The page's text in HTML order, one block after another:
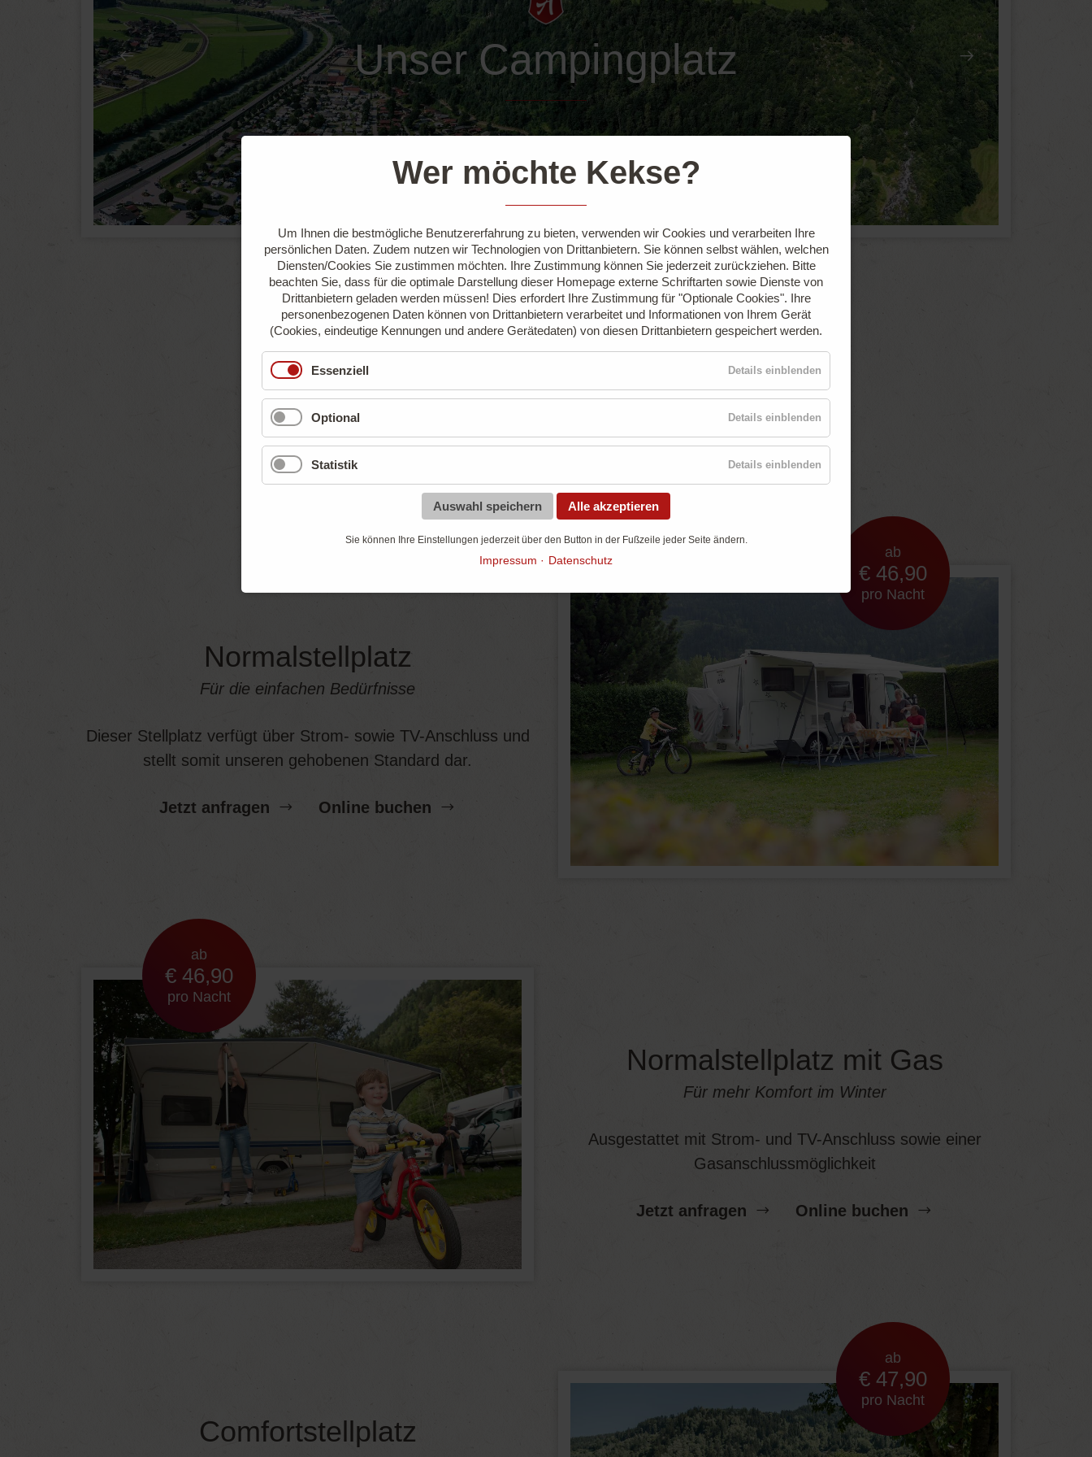
Unser Campingplatz
Unsere Stellplätze
Für jeden Geschmack das perfekte Angebot
Normalstellplatz
Für die einfachen Bedürfnisse
Dieser Stellplatz verfügt über Strom- sowie TV-Anschluss und
stellt somit unseren gehobenen Standard dar.
Jetzt anfragen Online buchen
ab
€ 46,90
pro Nacht
ab
€ 46,90
pro Nacht
Normalstellplatz mit Gas
Für mehr Komfort im Winter
Ausgestattet mit Strom- und TV-Anschluss sowie einer
Gasanschlussmöglichkeit
Jetzt anfragen Online buchen
Comfortstellplatz
ab
€ 47,90
pro Nacht
Wer möchte Kekse?
Um Ihnen die bestmögliche Benutzererfahrung zu bieten, verwenden wir Cookies und verarbeiten Ihre
persönlichen Daten. Zudem nutzen wir Technologien von Drittanbietern. Sie können selbst wählen, welchen
Diensten/Cookies Sie zustimmen möchten. Ihre Zustimmung können Sie jederzeit zurückziehen. Bitte
beachten Sie, dass für die optimale Darstellung dieser Homepage externe Schriftarten sowie Dienste von
Drittanbietern geladen werden müssen! Dies erfordert Ihre Zustimmung für "Optionale Cookies". Ihre
personenbezogenen Daten können von Drittanbietern verarbeitet und Informationen von Ihrem Gerät
(Cookies, eindeutige Kennungen und andere Gerätedaten) von diesen Drittanbietern gespeichert werden.
Essenziell Details einblenden
Optional Details einblenden
Statistik Details einblenden
Auswahl speichern Alle akzeptieren
Sie können Ihre Einstellungen jederzeit über den Button in der Fußzeile jeder Seite ändern.
Impressum Datenschutz